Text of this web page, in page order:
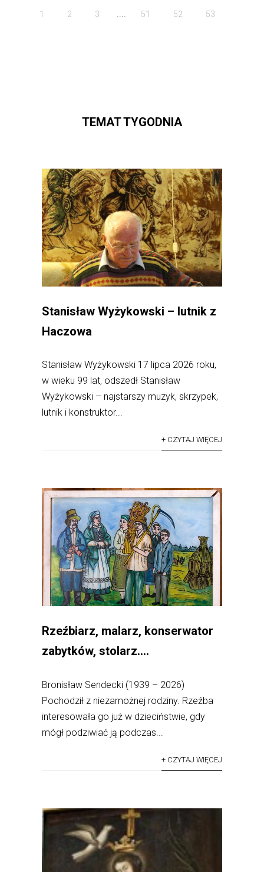
1 2 3 51 52 53
TEMAT TYGODNIA
Stanisław Wyżykowski – lutnik z
Haczowa
Stanisław Wyżykowski 17 lipca 2026 roku,
w wieku 99 lat, odszedł Stanisław
Wyżykowski – najstarszy muzyk, skrzypek,
lutnik i konstruktor...
+ CZYTAJ WIĘCEJ
Rzeźbiarz, malarz, konserwator
zabytków, stolarz….
Bronisław Sendecki (1939 – 2026)
Pochodził z niezamożnej rodziny. Rzeźba
interesowała go już w dzieciństwie, gdy
mógł podziwiać ją podczas...
+ CZYTAJ WIĘCEJ